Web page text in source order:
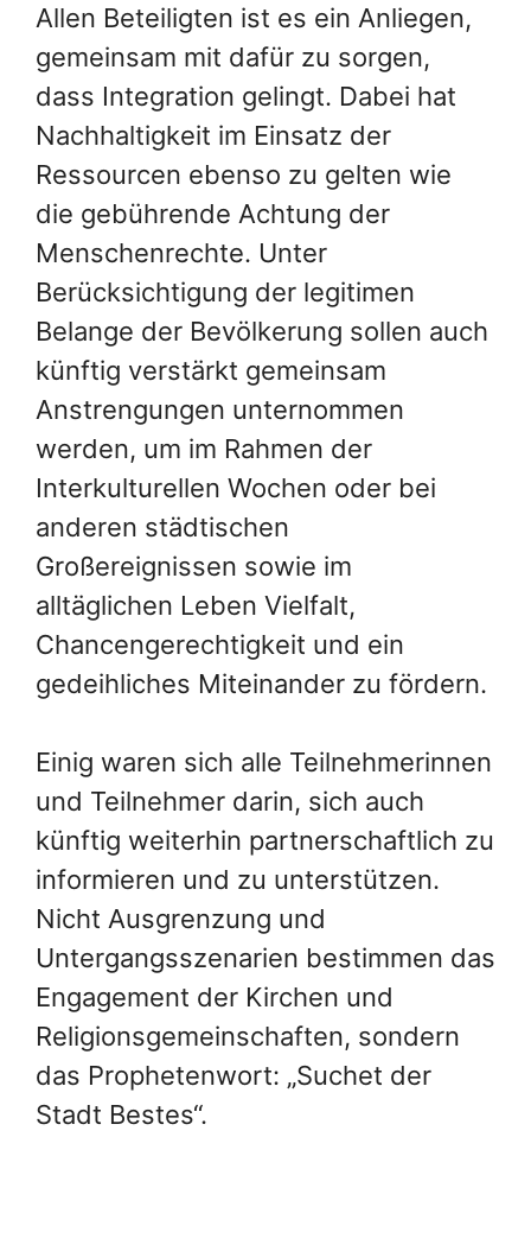
Allen Beteiligten ist es ein Anliegen,
gemeinsam mit dafür zu sorgen,
dass Integration gelingt. Dabei hat
Nachhaltigkeit im Einsatz der
Ressourcen ebenso zu gelten wie
die gebührende Achtung der
Menschenrechte. Unter
Berücksichtigung der legitimen
Belange der Bevölkerung sollen auch
künftig verstärkt gemeinsam
Anstrengungen unternommen
werden, um im Rahmen der
Interkulturellen Wochen oder bei
anderen städtischen
Großereignissen sowie im
alltäglichen Leben Vielfalt,
Chancengerechtigkeit und ein
gedeihliches Miteinander zu fördern.
Einig waren sich alle Teilnehmerinnen
und Teilnehmer darin, sich auch
künftig weiterhin partnerschaftlich zu
informieren und zu unterstützen.
Nicht Ausgrenzung und
Untergangsszenarien bestimmen das
Engagement der Kirchen und
Religionsgemeinschaften, sondern
das Prophetenwort: „Suchet der
Stadt Bestes“.